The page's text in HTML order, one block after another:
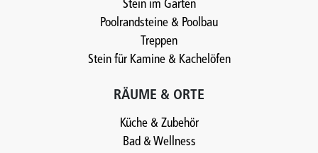
Stein im Garten
Poolrandsteine & Poolbau
Treppen
Stein für Kamine & Kachelöfen
RÄUME & ORTE
Küche & Zubehör
Bad & Wellness